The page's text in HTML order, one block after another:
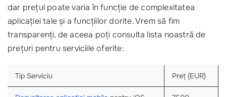
dar prețul poate varia în funcție de complexitatea
aplicației tale și a funcțiilor dorite. Vrem să fim
transparenți, de aceea poți consulta lista noastră de
prețuri pentru serviciile oferite:
Tip Serviciu Preț (EUR)